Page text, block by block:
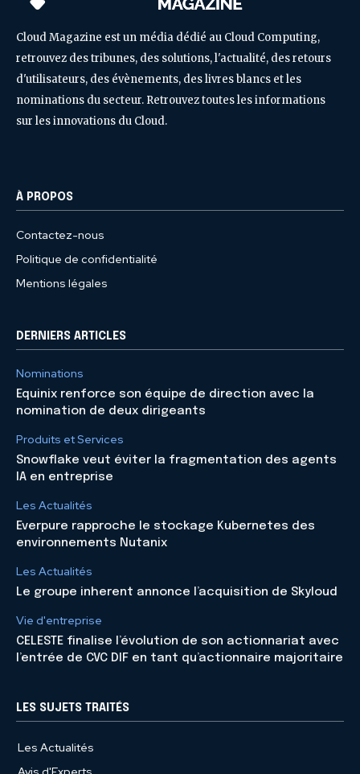
Cloud Magazine est un média dédié au Cloud Computing,
retrouvez des tribunes, des solutions, l'actualité, des retours
d'utilisateurs, des évènements, des livres blancs et les
nominations du secteur. Retrouvez toutes les informations
sur les innovations du Cloud.
À PROPOS
Contactez-nous
Politique de confidentialité
Mentions légales
DERNIERS ARTICLES
Nominations
Equinix renforce son équipe de direction avec la
nomination de deux dirigeants
Produits et Services
Snowflake veut éviter la fragmentation des agents
IA en entreprise
Les Actualités
Everpure rapproche le stockage Kubernetes des
environnements Nutanix
Les Actualités
Le groupe inherent annonce l’acquisition de Skyloud
Vie d'entreprise
CELESTE finalise l’évolution de son actionnariat avec
l’entrée de CVC DIF en tant qu’actionnaire majoritaire
LES SUJETS TRAITÉS
Les Actualités